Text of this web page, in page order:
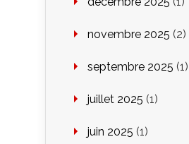
novembre 2025 (2)
septembre 2025 (1)
juillet 2025 (1)
juin 2025 (1)